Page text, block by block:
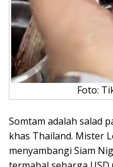
Foto:
Somtam adalah salad
khas Thailand. Mister
menyambangi Siam